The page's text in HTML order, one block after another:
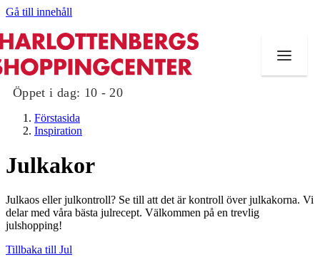
Gå till innehåll
Öppet i dag: 10 - 20
Mat och dryck
Evenemang
Förstasida
Inspiration
Julkakor
Julkaos eller julkontroll? Se till att det är kontroll över julkakorna. Vi
delar med våra bästa julrecept. Välkommen på en trevlig
julshopping!
Tillbaka till Jul